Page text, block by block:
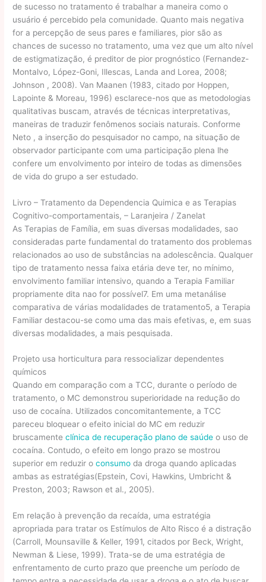
de sucesso no tratamento é trabalhar a maneira como o
usuário é percebido pela comunidade. Quanto mais negativa
for a percepção de seus pares e familiares, pior são as
chances de sucesso no tratamento, uma vez que um alto nível
de estigmatização, é preditor de pior prognóstico (Fernandez-
Montalvo, López-Goni, Illescas, Landa and Lorea, 2008;
Johnson , 2008). Van Maanen (1983, citado por Hoppen,
Lapointe & Moreau, 1996) esclarece-nos que as metodologias
qualitativas buscam, através de técnicas interpretativas,
maneiras de traduzir fenômenos sociais naturais. Conforme
Neto , a inserção do pesquisador no campo, na situação de
observador participante com uma participação plena lhe
confere um envolvimento por inteiro de todas as dimensões
de vida do grupo a ser estudado.
Livro – Tratamento da Dependencia Quimica e as Terapias
Cognitivo-comportamentais, – Laranjeira / Zanelat
As Terapias de Família, em suas diversas modalidades, sao
consideradas parte fundamental do tratamento dos problemas
relacionados ao uso de substâncias na adolescência. Qualquer
tipo de tratamento nessa faixa etária deve ter, no mínimo,
envolvimento familiar intensivo, quando a Terapia Familiar
propriamente dita nao for possível7. Em uma metanálise
comparativa de várias modalidades de tratamento5, a Terapia
Familiar destacou-se como uma das mais efetivas, e, em suas
diversas modalidades, a mais pesquisada.
Projeto usa horticultura para ressocializar dependentes
químicos
Quando em comparação com a TCC, durante o período de
tratamento, o MC demonstrou superioridade na redução do
uso de cocaína. Utilizados concomitantemente, a TCC
pareceu bloquear o efeito inicial do MC em reduzir
bruscamenteclínica de recuperação plano de saúde o uso de
cocaína. Contudo, o efeito em longo prazo se mostrou
superior em reduzir oconsumo da droga quando aplicadas
ambas as estratégias(Epstein, Covi, Hawkins, Umbricht &
Preston, 2003; Rawson et al., 2005).
Em relação à prevenção da recaída, uma estratégia
apropriada para tratar os Estímulos de Alto Risco é a distração
(Carroll, Mounsaville & Keller, 1991, citados por Beck, Wright,
Newman & Liese, 1999). Trata-se de uma estratégia de
enfrentamento de curto prazo que preenche um período de